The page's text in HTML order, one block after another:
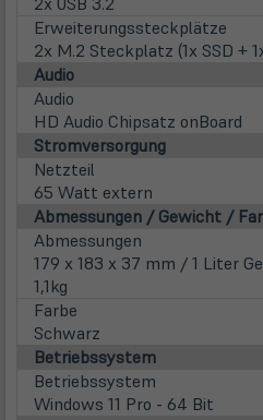
Erweiterungssteckplätze
2x M.2 Steckplatz (1x SSD +
Audio
Audio
HD Audio Chipsatz onBoard
Stromversorgung
Netzteil
65 Watt extern
Abmessungen / Gewicht /
Abmessungen
179 x 183 x 37 mm / 1 Liter
1,1kg
Farbe
Schwarz
Betriebssystem
Betriebssystem
Windows 11 Pro - 64 Bit